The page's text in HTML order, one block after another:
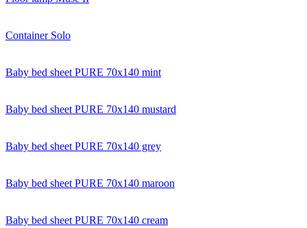
Container Solo
Baby bed sheet PURE 70x140 mint
Baby bed sheet PURE 70x140 mustard
Baby bed sheet PURE 70x140 grey
Baby bed sheet PURE 70x140 maroon
Baby bed sheet PURE 70x140 cream